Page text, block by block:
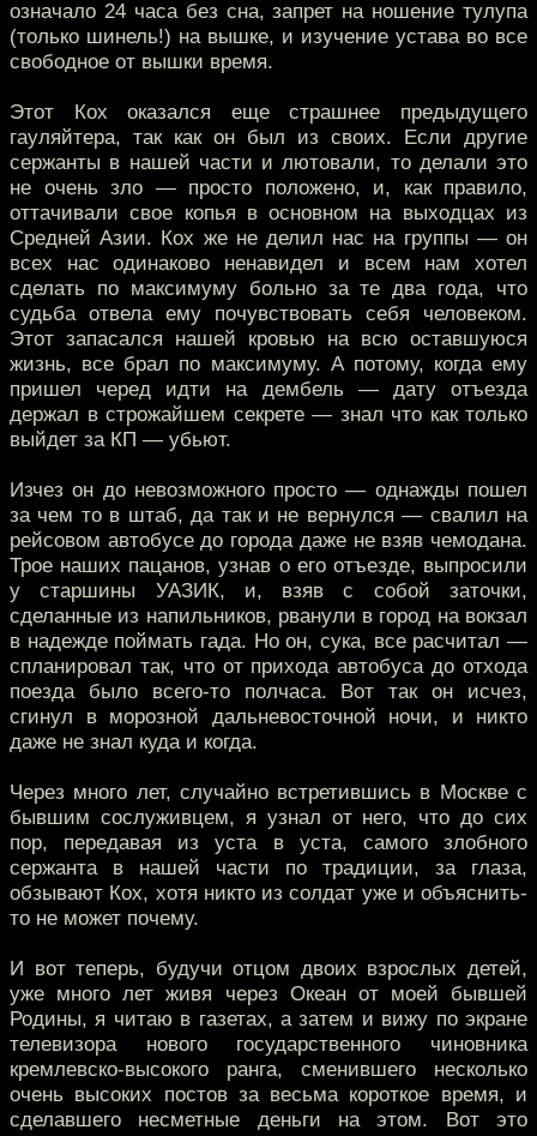
означало 24 часа без сна, запрет на ношение тулупа
(только шинель!) на вышке, и изучение устава во все
свободное от вышки время.
Этот Кох оказался еще страшнее предыдущего
гауляйтера, так как он был из своих. Если другие
сержанты в нашей части и лютовали, то делали это
не очень зло — просто положено, и, как правило,
оттачивали свое копья в основном на выходцах из
Средней Азии. Кох же не делил нас на группы — он
всех нас одинаково ненавидел и всем нам хотел
сделать по максимуму больно за те два года, что
судьба отвела ему почувствовать себя человеком.
Этот запасался нашей кровью на всю оставшуюся
жизнь, все брал по максимуму. А потому, когда ему
пришел черед идти на дембель — дату отъезда
держал в строжайшем секрете — знал что как только
выйдет за КП — убьют.
Изчез он до невозможного просто — однажды пошел
за чем то в штаб, да так и не вернулся — свалил на
рейсовом автобусе до города даже не взяв чемодана.
Трое наших пацанов, узнав о его отъезде, выпросили
у старшины УАЗИК, и, взяв с собой заточки,
сделанные из напильников, рванули в город на вокзал
в надежде поймать гада. Но он, сука, все расчитал —
спланировал так, что от прихода автобуса до отхода
поезда было всего-то полчаса. Вот так он исчез,
сгинул в морозной дальневосточной ночи, и никто
даже не знал куда и когда.
Через много лет, случайно встретившись в Москве с
бывшим сослуживцем, я узнал от него, что до сих
пор, передавая из уста в уста, самого злобного
сержанта в нашей части по традиции, за глаза,
обзывают Кох, хотя никто из солдат уже и объяснить-
то не может почему.
И вот теперь, будучи отцом двоих взрослых детей,
уже много лет живя через Океан от моей бывшей
Родины, я читаю в газетах, а затем и вижу по экране
телевизора нового государственного чиновника
кремлевско-высокого ранга, сменившего несколько
очень высоких постов за весьма короткое время, и
сделавшего несметные деньги на этом. Вот это